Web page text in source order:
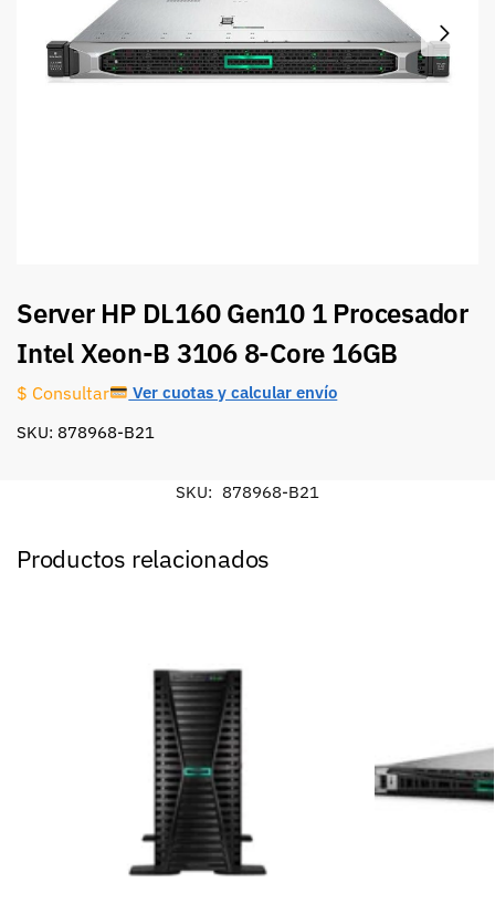
Server HP DL160 Gen10 1 Procesador
Intel Xeon-B 3106 8-Core 16GB
$ Consultar Ver cuotas y calcular envío
SKU: 878968-B21
SKU: 878968-B21
Productos relacionados